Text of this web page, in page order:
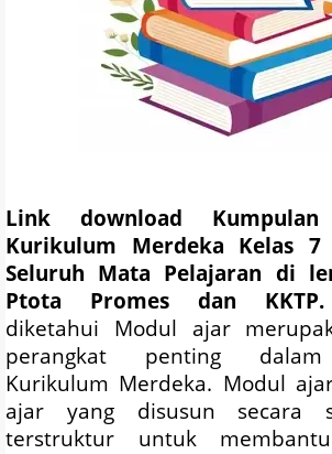
Link download
Kurikulum Merdeka Kelas
Seluruh Mata Pelajaran di
Ptota Promes dan KKTP.
diketahui Modul ajar
perangkat penting dalam
Kurikulum Merdeka. Modul
ajar yang disusun secara
terstruktur untuk